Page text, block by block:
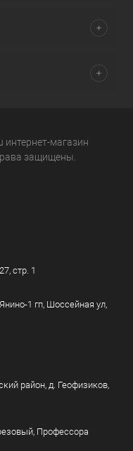
магазин
защищены.
стр. 1
1 гп, Шоссейная ул,
район, д. Геофизиков,
Профессора